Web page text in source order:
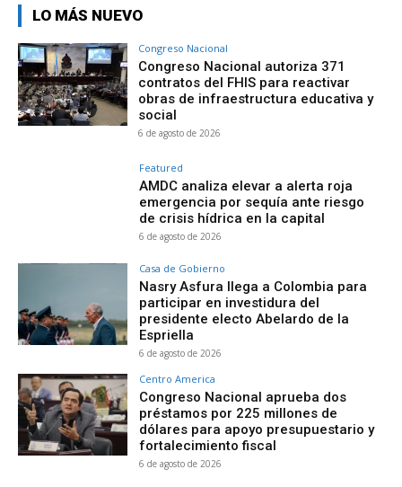
LO MÁS NUEVO
Congreso Nacional
Congreso Nacional autoriza 371
contratos del FHIS para reactivar
obras de infraestructura educativa y
social
6 de agosto de 2026
Featured
AMDC analiza elevar a alerta roja
emergencia por sequía ante riesgo
de crisis hídrica en la capital
6 de agosto de 2026
Casa de Gobierno
Nasry Asfura llega a Colombia para
participar en investidura del
presidente electo Abelardo de la
Espriella
6 de agosto de 2026
Centro America
Congreso Nacional aprueba dos
préstamos por 225 millones de
dólares para apoyo presupuestario y
fortalecimiento fiscal
6 de agosto de 2026